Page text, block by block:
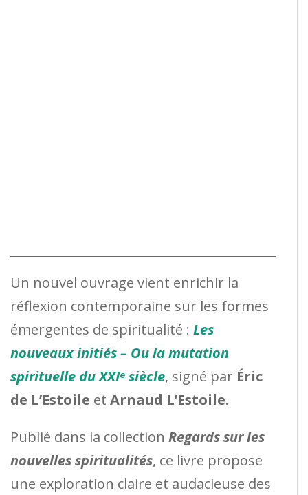
Un nouvel ouvrage vient enrichir la
réflexion contemporaine sur les formes
émergentes de spiritualité : Les
nouveaux initiés – Ou la mutation
spirituelle du XXIᵉ siècle, signé par Éric
de L’Estoile et Arnaud L’Estoile.
Publié dans la collection Regards sur les
nouvelles spiritualités, ce livre propose
une exploration claire et audacieuse des